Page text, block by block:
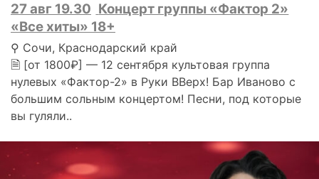
27 авг 19.30 Концерт группы «Фактор 2»
«Все хиты» 18+
⚲ Сочи, Краснодарский край
🗎 [от 1800₽] — 12 сентября культовая группа
нулевых «Фактор-2» в Руки ВВерх! Бар Иваново с
большим сольным концертом! Песни, под которые
вы гуляли..